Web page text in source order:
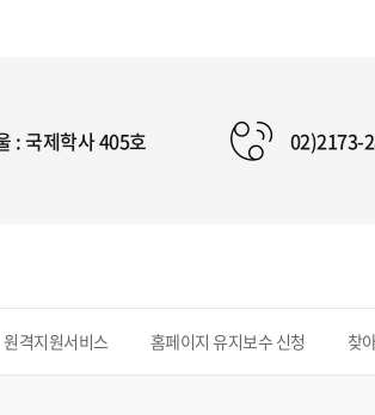
: 국제학사 405호 02)2173-
원격지원서비스 홈페이지 유지보수 신청 찾